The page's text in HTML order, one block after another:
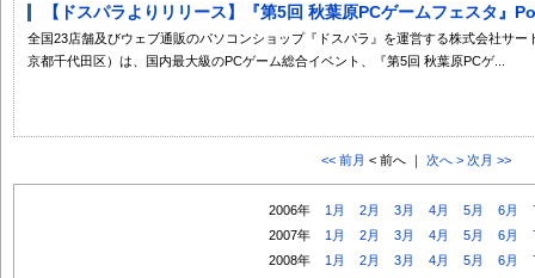
【ドスパラよりリリース】『第5回 秋葉原PCゲームフェスタ』
全国23店舗及びウェブ通販のパソコンショップ『ドスパラ』を運営する株式会社サ
京都千代田区）は、国内最大級のPCゲーム総合イベント、『第5回 秋葉原PCゲ...
<< 前月 < 前へ ｜ 次へ > 次月 >>
2006年 1月 2月 3月 4月 5月 6月
2007年
1月 2月 3月 4月 5月 6月
2008年
1月 2月 3月 4月 5月 6月